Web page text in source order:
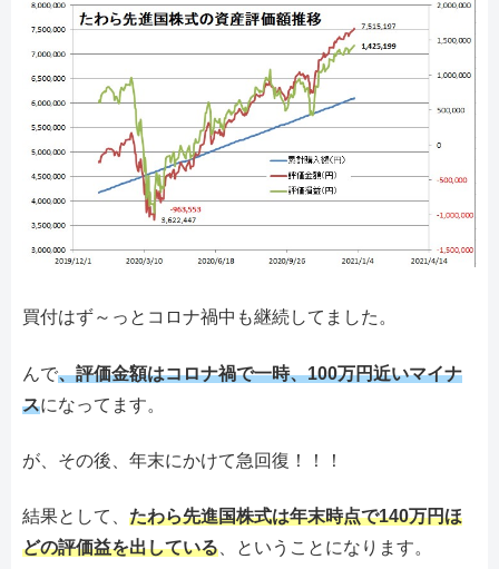
買付はず～っとコロナ禍中も継続してました。
んで、評価金額はコロナ禍で一時、100万円近いマイナ
スになってます。
が、その後、年末にかけて急回復！！！
結果として、 たわら先進国株式は年末時点で140万円ほ
どの評価益を出している、ということになります。